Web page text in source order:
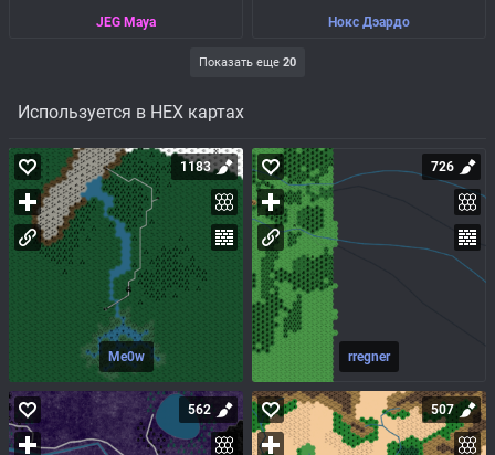
JEG Maya Нокс Дэардо
Показать еще 20
Используется в HEX картах
Me0w
1183
rregner
726
562 507